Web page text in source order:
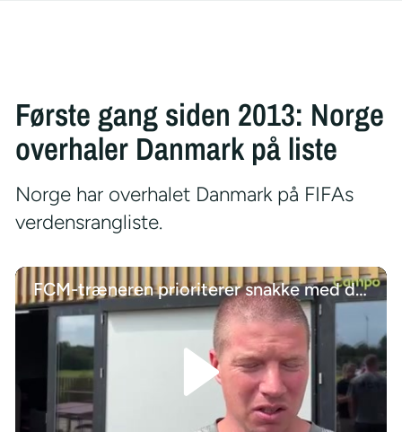
Første gang siden 2013: Norge
overhaler Danmark på liste
Norge har overhalet Danmark på FIFAs
verdensrangliste.
FCM-træneren prioriterer snakke med de unge talenter